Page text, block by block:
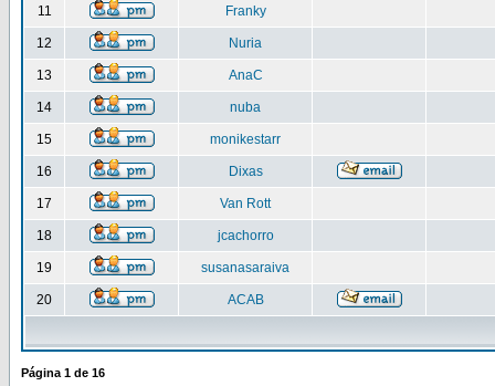
11 Franky
12 Nuria
13 AnaC
14 nuba
15 monikestarr
16 Dixas
17 Van Rott
18 jcachorro
19 susanasaraiva
20 ACAB
Página 1 de 16